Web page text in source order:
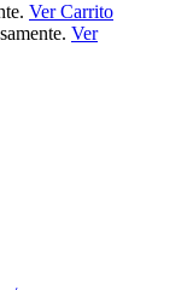
Ver Carrito
Ver